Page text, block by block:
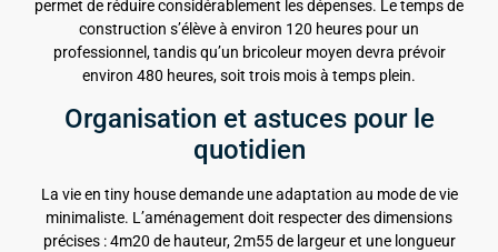
permet de réduire considérablement les dépenses. Le temps de
construction s’élève à environ 120 heures pour un
professionnel, tandis qu’un bricoleur moyen devra prévoir
environ 480 heures, soit trois mois à temps plein.
Organisation et astuces pour le
quotidien
La vie en tiny house demande une adaptation au mode de vie
minimaliste. L’aménagement doit respecter des dimensions
précises : 4m20 de hauteur, 2m55 de largeur et une longueur